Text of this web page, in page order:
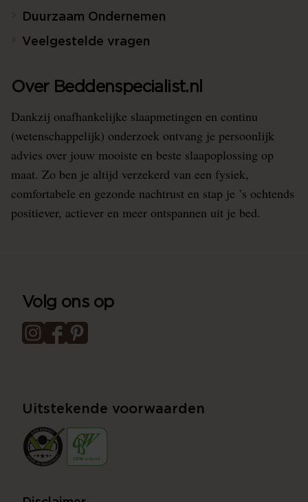
Duurzaam Ondernemen
Veelgestelde vragen
Over Beddenspecialist.nl
Dankzij onafhankelijke slaapmetingen en continu
(wetenschappelijk) onderzoek ontvang je persoonlijk
advies over jouw mooiste en beste slaapoplossing op
maat. Zo ben je altijd verzekerd van een fysiek,
comfortabele en gezonde nachtrust en stap je ’s ochtends
positiever, actiever en meer ontspannen uit je bed.
Volg ons op
Uitstekende voorwaarden